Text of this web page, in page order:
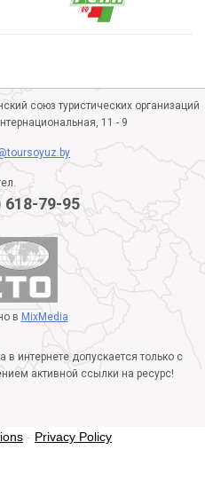
союз туристических организаций
11 - 9
618-79-95
в MixMedia
интернете допускается только с
активной ссылки на ресурс!
- Privacy Policy